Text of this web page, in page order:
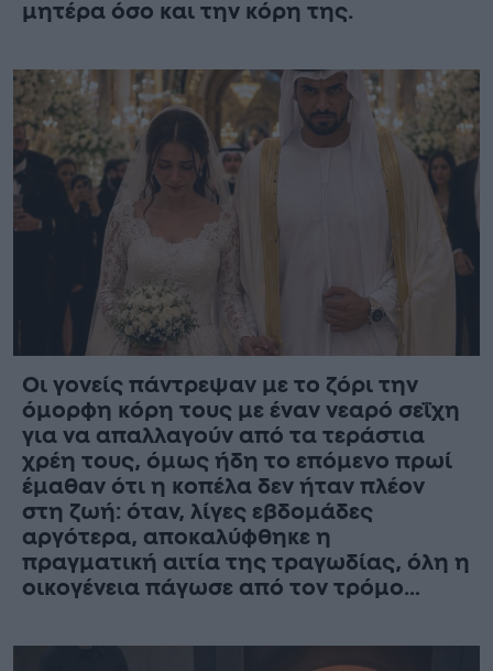
μητέρα όσο και την κόρη της.
Οι γονείς πάντρεψαν με το ζόρι την
όμορφη κόρη τους με έναν νεαρό σεΐχη
για να απαλλαγούν από τα τεράστια
χρέη τους, όμως ήδη το επόμενο πρωί
έμαθαν ότι η κοπέλα δεν ήταν πλέον
στη ζωή: όταν, λίγες εβδομάδες
αργότερα, αποκαλύφθηκε η
πραγματική αιτία της τραγωδίας, όλη η
οικογένεια πάγωσε από τον τρόμο…